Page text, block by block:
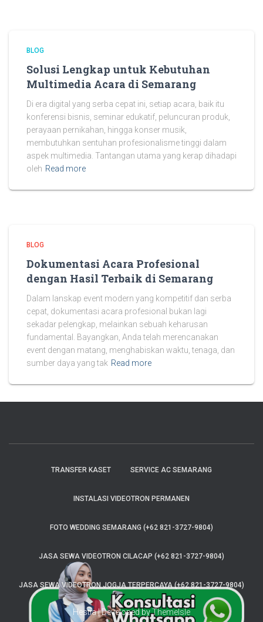
BLOG
Solusi Lengkap untuk Kebutuhan
Multimedia Acara di Semarang
Di era digital yang serba cepat ini, setiap acara, baik itu
konferensi bisnis, seminar edukatif, peluncuran produk,
perayaan pernikahan, hingga konser musik,
membutuhkan sentuhan profesionalisme tinggi dalam
aspek multimedia. Tantangan utama yang kerap dihadapi
oleh Read more
BLOG
Dokumentasi Acara Profesional
dengan Hasil Terbaik di Semarang
Dalam lanskap event modern yang kompetitif dan serba
cepat, dokumentasi acara profesional bukan lagi
sekadar pelengkap, melainkan sebuah keharusan
fundamental. Bayangkan, Anda telah merencanakan
event dengan matang, menghabiskan waktu, tenaga, dan
sumber daya yang tak Read more
TRANSFER KASET SERVICE AC SEMARANG
INSTALASI VIDEOTRON PERMANEN
FOTO WEDDING SEMARANG (+62 821-3727-9804)
JASA SEWA VIDEOTRON CILACAP (+62 821-3727-9804)
JASA SEWA VIDEOTRON JOGJA TERPERCAYA (+62 821-3727-9804)
Hestia | Developed byThemeIsle